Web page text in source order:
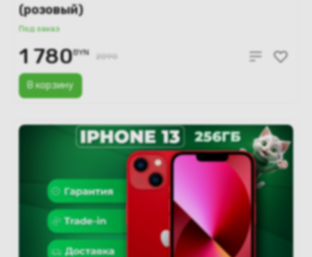
(розовый)
Под заказ
В корзину
1 780BYN 2090